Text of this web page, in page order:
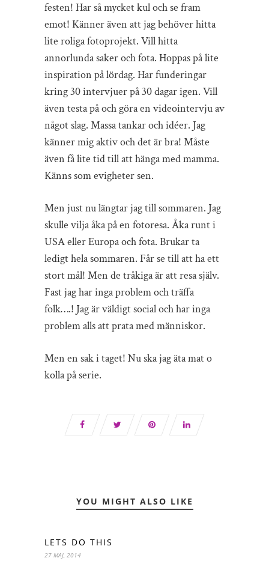
festen! Har så mycket kul och se fram
emot! Känner även att jag behöver hitta
lite roliga fotoprojekt. Vill hitta
annorlunda saker och fota. Hoppas på lite
inspiration på lördag. Har funderingar
kring 30 intervjuer på 30 dagar igen. Vill
även testa på och göra en videointervju av
något slag. Massa tankar och idéer. Jag
känner mig aktiv och det är bra! Måste
även få lite tid till att hänga med mamma.
Känns som evigheter sen.
Men just nu längtar jag till sommaren. Jag
skulle vilja åka på en fotoresa. Åka runt i
USA eller Europa och fota. Brukar ta
ledigt hela sommaren. Får se till att ha ett
stort mål! Men de tråkiga är att resa själv.
Fast jag har inga problem och träffa
folk….! Jag är väldigt social och har inga
problem alls att prata med människor.
Men en sak i taget! Nu ska jag äta mat o
kolla på serie.
YOU MIGHT ALSO LIKE
LETS DO THIS
27 MAJ, 2014